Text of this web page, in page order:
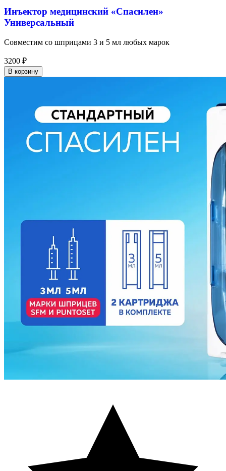
Инъектор медицинский «Спасилен»
Универсальный
Совместим со шприцами 3 и 5 мл любых марок
3200 ₽
В корзину